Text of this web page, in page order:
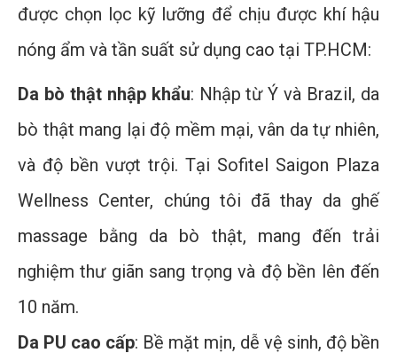
được chọn lọc kỹ lưỡng để chịu được khí hậu
nóng ẩm và tần suất sử dụng cao tại TP.HCM:
Da bò thật nhập khẩu: Nhập từ Ý và Brazil, da
bò thật mang lại độ mềm mại, vân da tự nhiên,
và độ bền vượt trội. Tại Sofitel Saigon Plaza
Wellness Center, chúng tôi đã thay da ghế
massage bằng da bò thật, mang đến trải
nghiệm thư giãn sang trọng và độ bền lên đến
10 năm.
Da PU cao cấp: Bề mặt mịn, dễ vệ sinh, độ bền